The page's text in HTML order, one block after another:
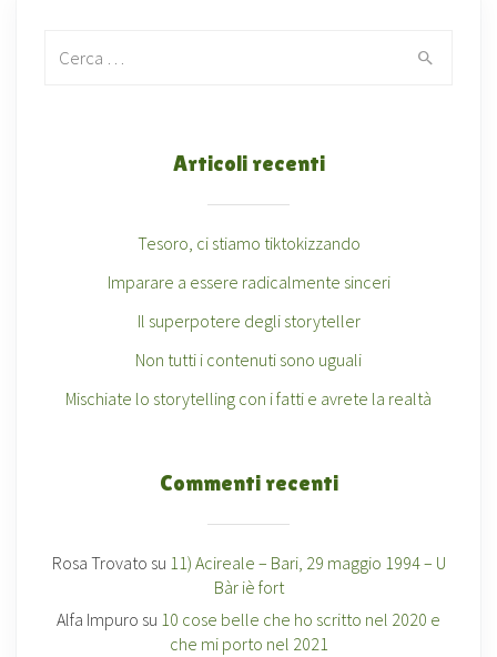
Articoli recenti
Tesoro, ci stiamo tiktokizzando
Imparare a essere radicalmente sinceri
Il superpotere degli storyteller
Non tutti i contenuti sono uguali
Mischiate lo storytelling con i fatti e avrete la realtà
Commenti recenti
Rosa Trovato su 11) Acireale – Bari, 29 maggio 1994 – U
Bàr iè fort
Alfa Impuro su 10 cose belle che ho scritto nel 2020 e
che mi porto nel 2021